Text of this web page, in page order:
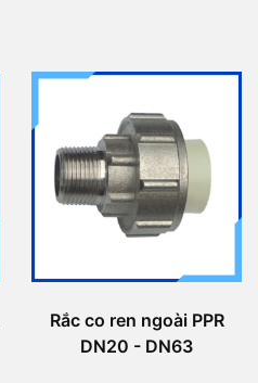
Rắc co ren ngoài PPR
DN20 - DN63